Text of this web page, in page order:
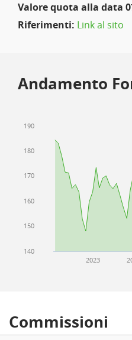
Valore quota alla data
Riferimenti: Link al sito
Andamento
2023
140
150
160
170
180
190
Commissioni